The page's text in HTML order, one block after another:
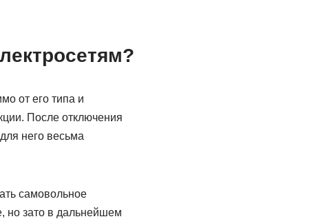
от его типа и
После отключения
него весьма
самовольное
но зато в дальнейшем